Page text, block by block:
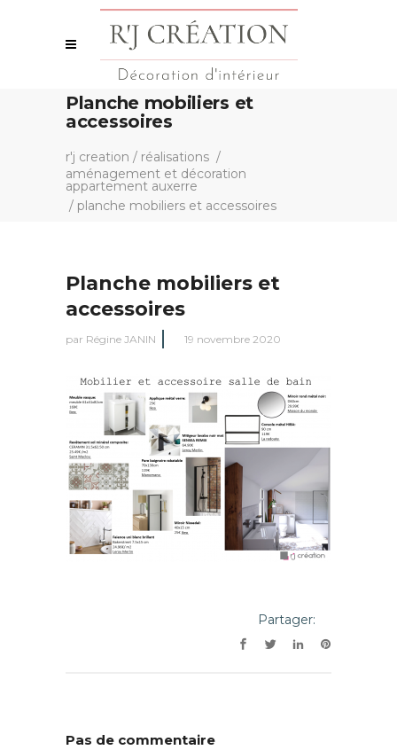
Planche mobiliers et
accessoires
r'j creation / réalisations /
aménagement et décoration
appartement auxerre
/ planche mobiliers et accessoires
Planche mobiliers et
accessoires
par Régine JANIN 19 novembre 2020
Partager:
Pas de commentaire